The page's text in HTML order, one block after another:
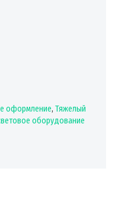
оформление, Тяжелый
оборудование